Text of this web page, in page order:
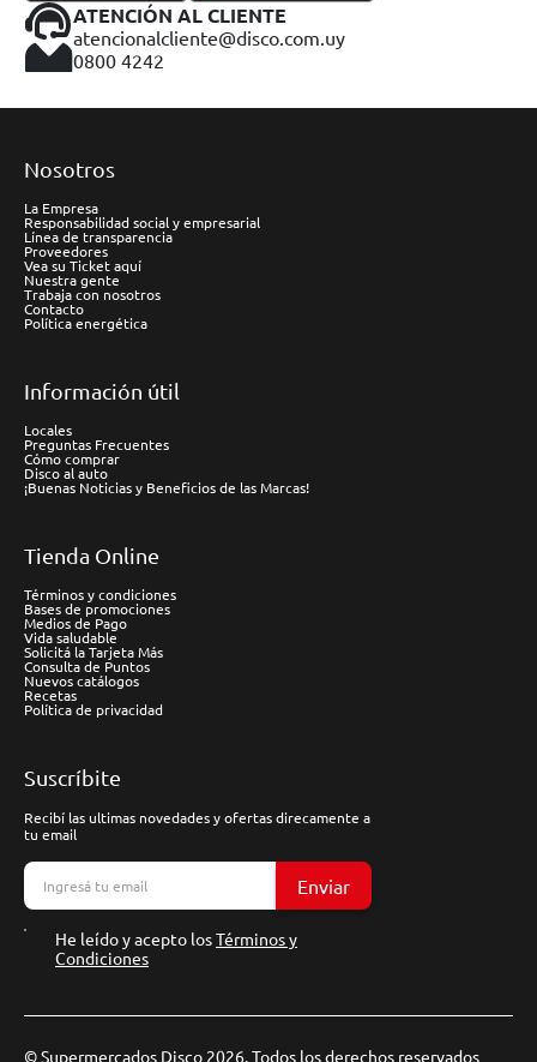
ATENCIÓN AL CLIENTE
atencionalcliente@disco.com.uy
0800 4242
Nosotros
La Empresa
Responsabilidad social y empresarial
Línea de transparencia
Proveedores
Vea su Ticket aquí
Nuestra gente
Trabaja con nosotros
Contacto
Política energética
Información útil
Locales
Preguntas Frecuentes
Cómo comprar
Disco al auto
¡Buenas Noticias y Beneficios de las Marcas!
Tienda Online
Términos y condiciones
Bases de promociones
Medios de Pago
Vida saludable
Solicitá la Tarjeta Más
Consulta de Puntos
Nuevos catálogos
Recetas
Política de privacidad
Suscríbite
Recibí las ultimas novedades y ofertas direcamente a
tu email
Enviar
He leído y acepto losTérminos y
Condiciones
© Supermercados Disco 2026. Todos los derechos reservados